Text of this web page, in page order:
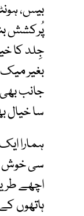
بیس،
پُرکشش
جِلد کا
بغیر
جانب
سا خیال
ہمارا
سی خوش
اچھے
ہاتھوں